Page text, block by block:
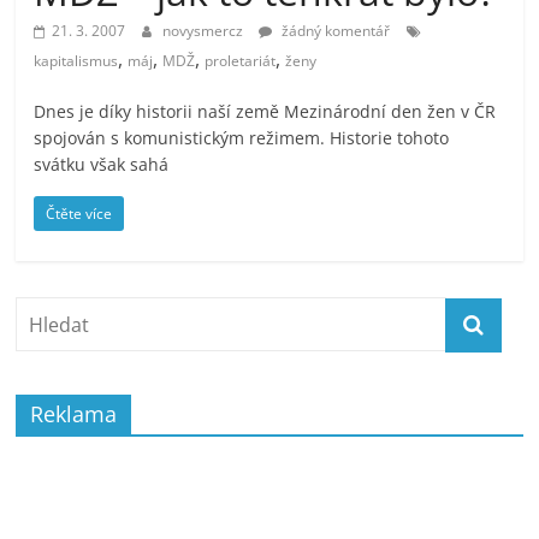
21. 3. 2007 novysmercz
žádný komentář
kapitalismus, máj, MDŽ, proletariát,ženy
Dnes je díky historii naší země Mezinárodní den žen v ČR
spojován s komunistickým režimem. Historie tohoto
svátku však sahá
Čtěte více
Reklama